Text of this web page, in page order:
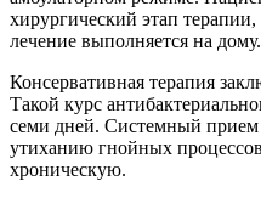
хирургический этап
лечение выполняется на дому.
Консервативная терапия
Такой курс
семи дней. Системный прием
утиханию гнойных
хроническую.